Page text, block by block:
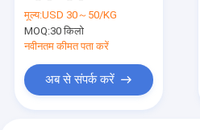
मूल्य:USD 30～50/KG
MOQ:30 किलो
नवीनतम कीमत पता करें
अब से संपर्क करें